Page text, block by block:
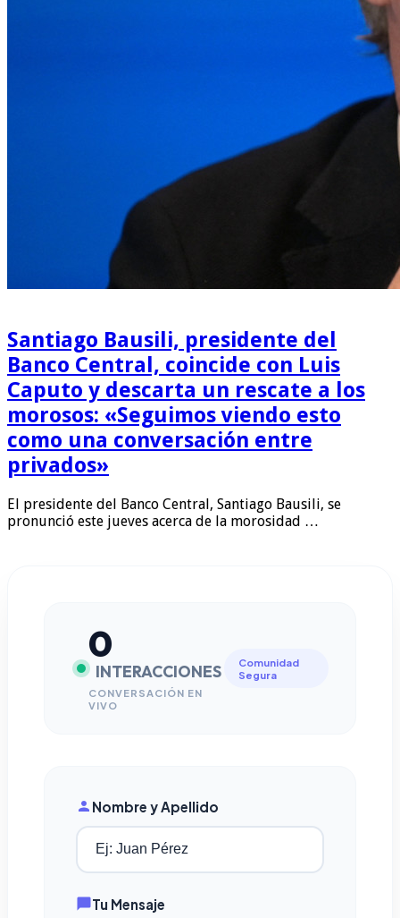
Santiago Bausili, presidente del
Banco Central, coincide con Luis
Caputo y descarta un rescate a los
morosos: «Seguimos viendo esto
como una conversación entre
privados»
El presidente del Banco Central, Santiago Bausili, se
pronunció este jueves acerca de la morosidad …
0
INTERACCIONES
CONVERSACIÓN EN
VIVO
Comunidad
Segura
Nombre y Apellido
Tu Mensaje